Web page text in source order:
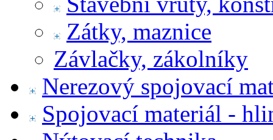
Zátky, maznice
Závlačky, zákolníky
Nerezový spojovací
Spojovací materiál -